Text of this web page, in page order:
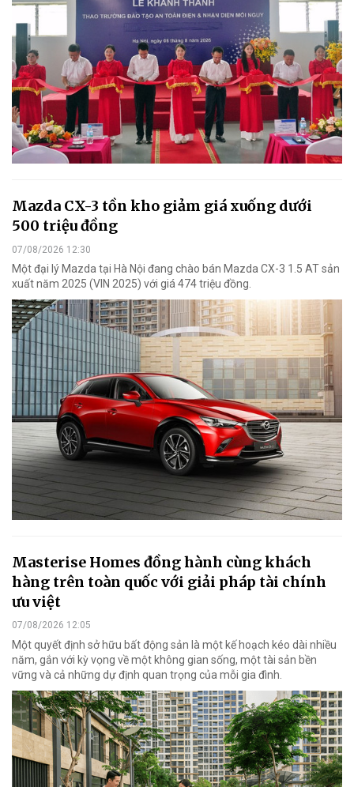
Mazda CX-3 tồn kho giảm giá xuống dưới
500 triệu đồng
07/08/2026 12:30
Một đại lý Mazda tại Hà Nội đang chào bán Mazda CX-3 1.5 AT sản
xuất năm 2025 (VIN 2025) với giá 474 triệu đồng.
Masterise Homes đồng hành cùng khách
hàng trên toàn quốc với giải pháp tài chính
ưu việt
07/08/2026 12:05
Một quyết định sở hữu bất động sản là một kế hoạch kéo dài nhiều
năm, gắn với kỳ vọng về một không gian sống, một tài sản bền
vững và cả những dự định quan trọng của mỗi gia đình.